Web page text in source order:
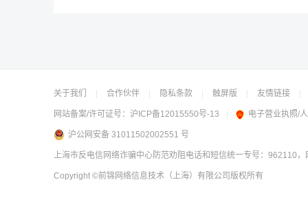
关于我们 合作伙伴 隐私条款 触屏版 友情链接
网站备案/许可证号： 沪ICP备12015550号-13 电子营业执照/
沪公网安备 31011502002551 号
上海市反电信网络诈骗中心防范劝阻电话和短信统一专号：962110
Copyright ©前锦网络信息技术（上海）有限公司 版权所有